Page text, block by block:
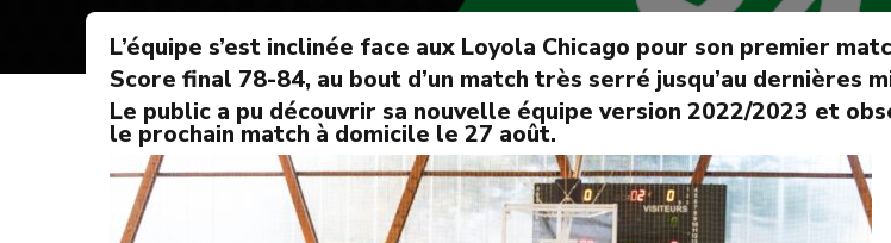
L’équipe s’est inclinée face aux Loyola Chicago pour son premier
Score final 78-84, au bout d’un match très serré jusqu’au dernières
Le public a pu découvrir sa nouvelle équipe version 2022/2023 et
le prochain match à domicile le 27 août.